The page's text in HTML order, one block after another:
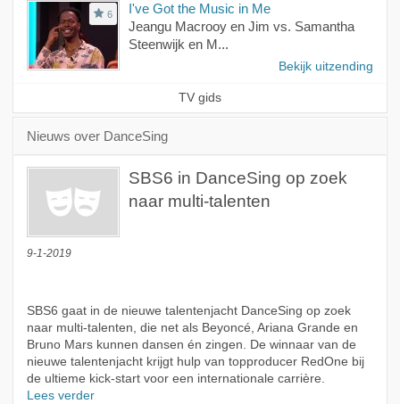
6
I've Got the Music in Me
Jeangu Macrooy en Jim vs. Samantha
Steenwijk en M...
Bekijk uitzending
TV gids
Nieuws over DanceSing
SBS6 in DanceSing op zoek
naar multi-talenten
9-1-2019
SBS6 gaat in de nieuwe talentenjacht DanceSing op zoek
naar multi-talenten, die net als Beyoncé, Ariana Grande en
Bruno Mars kunnen dansen én zingen. De winnaar van de
nieuwe talentenjacht krijgt hulp van topproducer RedOne bij
de ultieme kick-start voor een internationale carrière.
Lees verder